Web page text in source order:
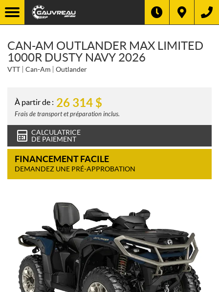
CAN-AM OUTLANDER MAX LIMITED
1000R DUSTY NAVY 2026
VTT Can-Am Outlander
À partir de : 26 314 $
Frais de transport et préparation inclus.
CALCULATRICE
DE PAIEMENT
FINANCEMENT FACILE
DEMANDEZ UNE PRÉ-APPROBATION